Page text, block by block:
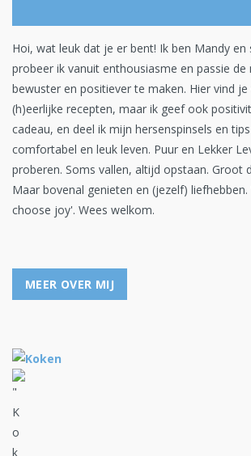
Hoi, wat leuk dat je er bent! Ik ben Mandy en
probeer ik vanuit enthousiasme en passie de
bewuster en positiever te maken. Hier vind
(h)eerlijke recepten, maar ik geef ook
cadeau, en deel ik mijn hersenspinsels en
comfortabel en leuk leven. Puur en Lekker
proberen. Soms vallen, altijd opstaan. Groot
Maar bovenal genieten en (jezelf)
choose joy'. Wees welkom.
MEER OVER MIJ